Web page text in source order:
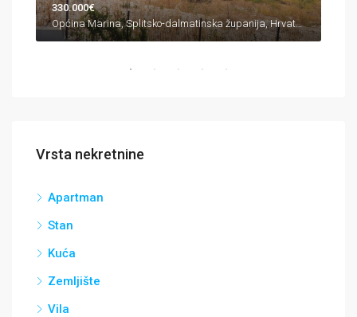
330.000€
Općina Marina, Splitsko-dalmatinska županija, Hrvatska
Vrsta nekretnine
Apartman
Stan
Kuća
Zemljište
Vila